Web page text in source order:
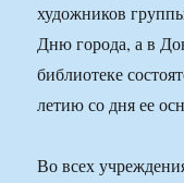
художников
Дню города, а в
библиотеке
летию со дня ее
Во всех